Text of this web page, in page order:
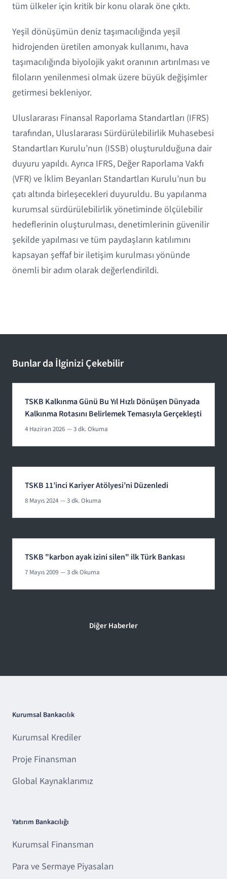
tüm ülkeler için kritik bir konu olarak öne çıktı.
Yeşil dönüşümün deniz taşımacılığında yeşil
hidrojenden üretilen amonyak kullanımı, hava
taşımacılığında biyolojik yakıt oranının artırılması ve
filoların yenilenmesi olmak üzere büyük değişimler
getirmesi bekleniyor.
Uluslararası Finansal Raporlama Standartları (IFRS)
tarafından, Uluslararası Sürdürülebilirlik Muhasebesi
Standartları Kurulu’nun (ISSB) oluşturulduğuna dair
duyuru yapıldı. Ayrıca IFRS, Değer Raporlama Vakfı
(VFR) ve İklim Beyanları Standartları Kurulu’nun bu
çatı altında birleşecekleri duyuruldu. Bu yapılanma
kurumsal sürdürülebilirlik yönetiminde ölçülebilir
hedeflerinin oluşturulması, denetimlerinin güvenilir
şekilde yapılması ve tüm paydaşların katılımını
kapsayan şeffaf bir iletişim kurulması yönünde
önemli bir adım olarak değerlendirildi.
Bunlar da İlginizi Çekebilir
TSKB Kalkınma Günü Bu Yıl Hızlı Dönüşen Dünyada
Kalkınma Rotasını Belirlemek Temasıyla Gerçekleşti
4 Haziran 2026 — 3 dk. Okuma
TSKB 11’inci Kariyer Atölyesi’ni Düzenledi
8 Mayıs 2024 — 3 dk. Okuma
TSKB "karbon ayak izini silen" ilk Türk Bankası
7 Mayıs 2009 — 3 dk Okuma
Diğer Haberler
Kurumsal Bankacılık
Kurumsal Krediler
Proje Finansman
Global Kaynaklarımız
Yatırım Bankacılığı
Kurumsal Finansman
Para ve Sermaye Piyasaları